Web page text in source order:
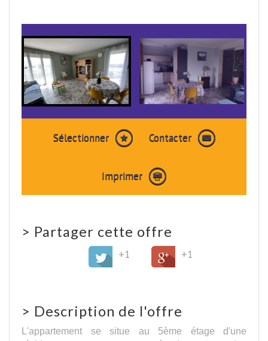
Sélectionner Contacter
Imprimer
> Partager cette offre
+1 +1
> Description de l'offre
L'appartement se situe au 5ème étage d'une